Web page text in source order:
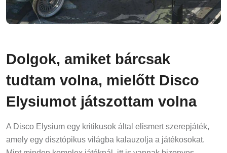
Dolgok, amiket bárcsak
tudtam volna, mielőtt Disco
Elysiumot játszottam volna
A Disco Elysium egy kritikusok által elismert szerepjáték,
amely egy disztópikus világba kalauzolja a játékosokat.